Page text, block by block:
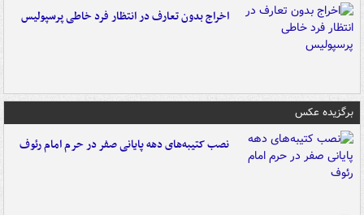
اخراج بدون تعارف در انتظار فرد خاطی پرسپولیس
برگزیده عکس
نصب کتیبه‌های دهه پایانی صفر در حرم امام رئوف